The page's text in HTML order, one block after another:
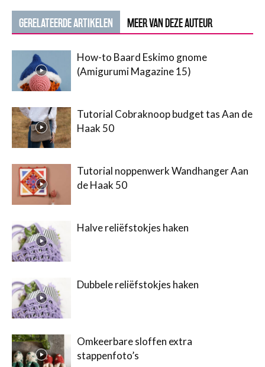
GERELATEERDE ARTIKELEN MEER VAN DEZE AUTEUR
How-to Baard Eskimo gnome
(Amigurumi Magazine 15)
Tutorial Cobraknoop budget tas Aan de
Haak 50
Tutorial noppenwerk Wandhanger Aan
de Haak 50
Halve reliëfstokjes haken
Dubbele reliëfstokjes haken
Omkeerbare sloffen extra
stappenfoto’s